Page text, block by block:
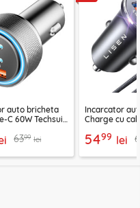
auto bricheta
C 60W Techsuit
6399 lei
Incarcator
Charge cu
5499 lei